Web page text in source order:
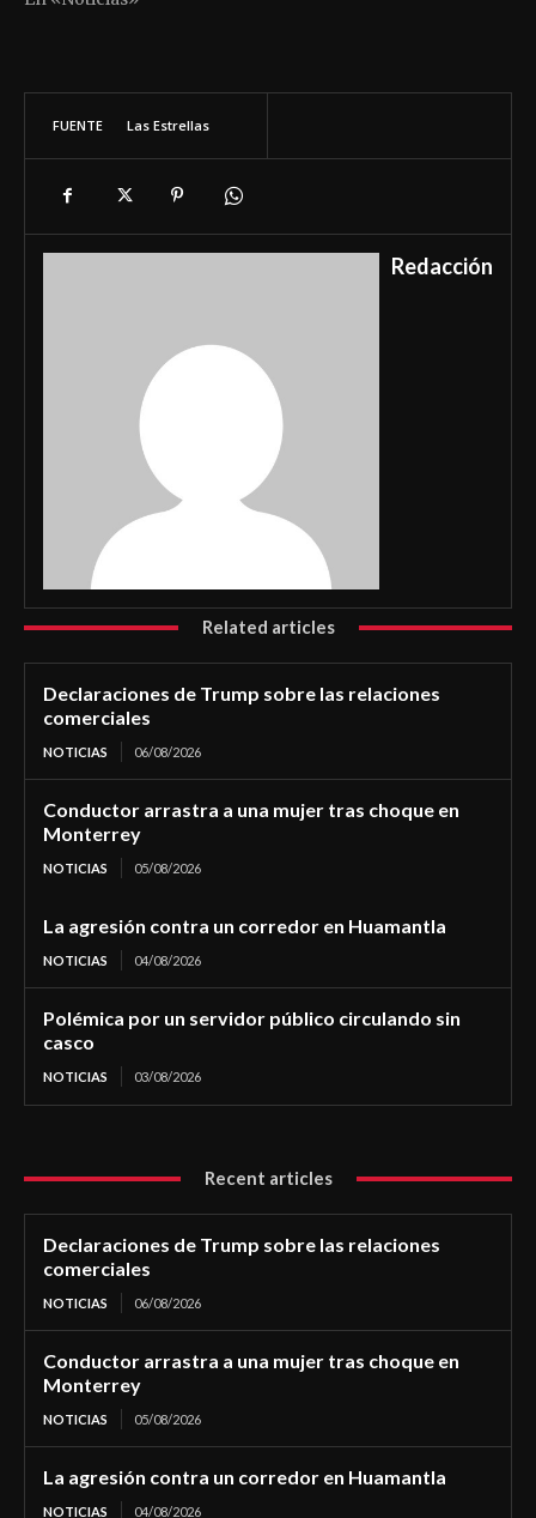
FUENTE Las Estrellas
Redacción
Related articles
Declaraciones de Trump sobre las relaciones
comerciales
NOTICIAS 06/08/2026
Conductor arrastra a una mujer tras choque en
Monterrey
NOTICIAS 05/08/2026
La agresión contra un corredor en Huamantla
NOTICIAS 04/08/2026
Polémica por un servidor público circulando sin
casco
NOTICIAS 03/08/2026
Recent articles
Declaraciones de Trump sobre las relaciones
comerciales
NOTICIAS 06/08/2026
Conductor arrastra a una mujer tras choque en
Monterrey
NOTICIAS 05/08/2026
La agresión contra un corredor en Huamantla
NOTICIAS 04/08/2026